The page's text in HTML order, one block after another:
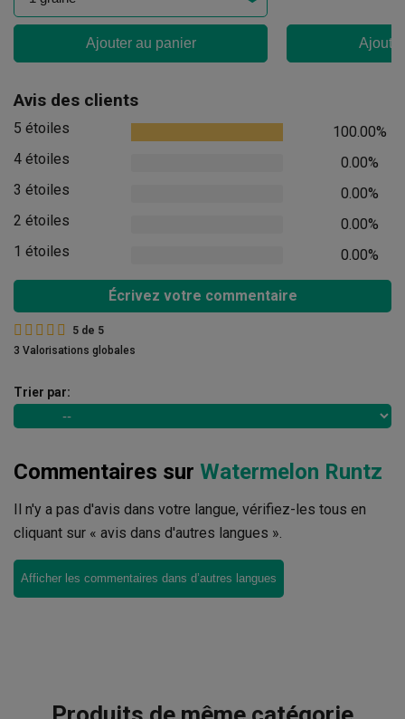
Ajouter au panier
Avis des clients
5 étoiles
100.00%
4 étoiles
0.00%
3 étoiles
0.00%
2 étoiles
0.00%
1 étoiles
0.00%
Écrivez votre commentaire
5 de 5
3 Valorisations globales
Trier par:
Commentaires sur Watermelon Runtz
Il n'y a pas d'avis dans votre langue, vérifiez-les tous en
cliquant sur « avis dans d'autres langues ».
Afficher les commentaires dans d’autres langues